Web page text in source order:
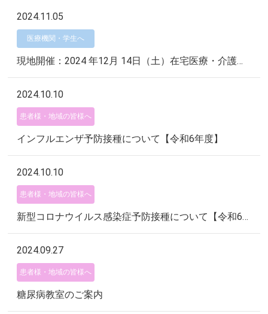
2024.11.05
医療機関・学生へ
現地開催：2024 年12月 14日（土）在宅医療・介護現場における利用者・家族からの暴力・ハラスメント対策研修
2024.10.10
患者様・地域の皆様へ
インフルエンザ予防接種について【令和6年度】
2024.10.10
患者様・地域の皆様へ
新型コロナウイルス感染症予防接種について【令和6年度】
2024.09.27
患者様・地域の皆様へ
糖尿病教室のご案内